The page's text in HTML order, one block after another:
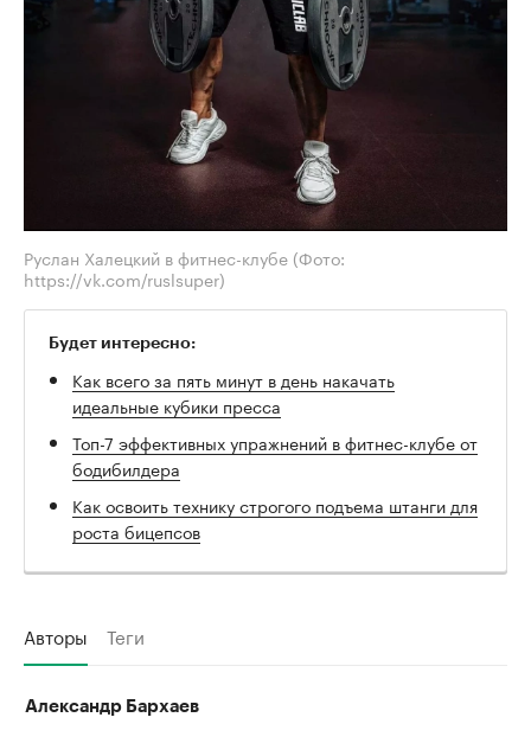
Руслан Халецкий в фитнес-клубе (Фото:
https://vk.com/ruslsuper)
Будет интересно:
Как всего за пять минут в день накачать
идеальные кубики пресса
Топ-7 эффективных упражнений в фитнес-клубе от
бодибилдера
Как освоить технику строгого подъема штанги для
роста бицепсов
Авторы Теги
Александр Бархаев